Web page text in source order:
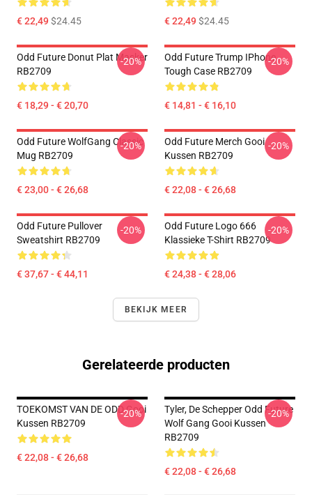
€ 22,49$24.45 € 22,49$24.45
Odd Future Donut Plat Masker
RB2709
€ 18,29 - € 20,70
-20%
Odd Future Trump IPhone
Tough Case RB2709
€ 14,81 - € 16,10
-20%
Odd Future WolfGang Classic
Mug RB2709
€ 23,00 - € 26,68
-20%
Odd Future Merch Gooi
Kussen RB2709
€ 22,08 - € 26,68
-20%
Odd Future Pullover
Sweatshirt RB2709
€ 37,67 - € 44,11
-20%
Odd Future Logo 666
Klassieke T-Shirt RB2709
€ 24,38 - € 28,06
-20%
BEKIJK MEER
Gerelateerde producten
TOEKOMST VAN DE ODD Gooi
Kussen RB2709
€ 22,08 - € 26,68
-20%
Tyler, De Schepper Odd Future
Wolf Gang Gooi Kussen
RB2709
€ 22,08 - € 26,68
-20%